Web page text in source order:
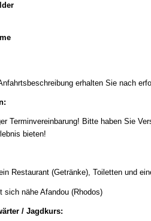
erhalten Sie nach
Terminvereinbarung! Bitte haben Sie
bieten!
Restaurant (Getränke), Toiletten und
sich nähe Afandou (Rhodos)
/ Jagdkurs: